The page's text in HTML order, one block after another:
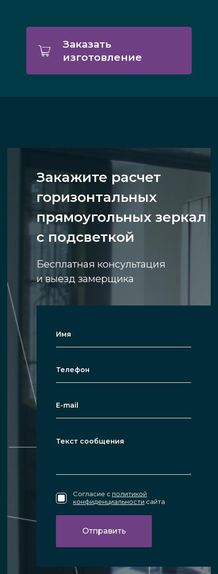
Заказать
изготовление
Закажите расчет
горизонтальных
прямоугольных зеркал
с подсветкой
Бесплатная консультация
и выезд замерщика
Согласие с политикой
конфиденциальности сайта